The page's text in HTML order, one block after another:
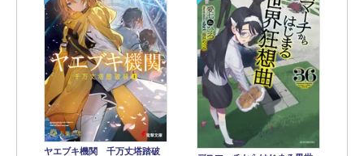
ヤエブキ機関 千万丈塔踏破